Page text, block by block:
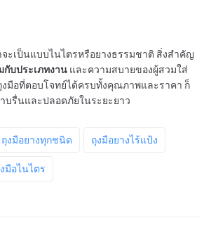
จะเป็นแบบไนไตรหรือยางธรรมชาติ สิ่งสำคัญ
กับประเภทงาน และความสบายของผู้สวมใส่
มือที่ตอบโจทย์ได้ครบทั้งคุณภาพและราคา ก็
บรื่นและปลอดภัยในระยะยาว
ถุงมือยางทุกชนิด ถุงมือยางไร้แป้ง
มือไนไตร